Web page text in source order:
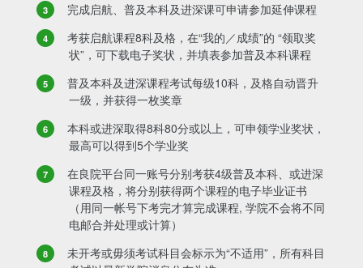
完成启航、普及本科及进深课可申请参加延伸课程
考获启航课程8科及格，在“我的／成绩”的 “领取奖
状”，可下载电子奖状，并填表参加普及本科课程
普及本科及进深课程考试每级10科，及格自动晋升
一级，并获得一枚奖章
本科或进深取得8科80分或以上，可申领学业奖状，
最高可以得到5个学业奖
在良院平台同一账号分别考获4级普及本科、或进深
课程及格，将分别获得两个课程的电子毕业证书
（用同一帐号下考完才算完成课程, 学院不会将不同
电邮合并处理或计算）
未开考或毋须考试科目会标示为“不适用”，所有科目